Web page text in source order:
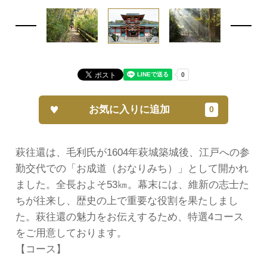
萩往還は、毛利氏が1604年萩城築城後、江戸への参
勤交代での「お成道（おなりみち）」として開かれ
ました。全長およそ53㎞。幕末には、維新の志士た
ちが往来し、歴史の上で重要な役割を果たしまし
た。萩往還の魅力をお伝えするため、特選4コース
をご用意しております。
【コース】
お気に入りに追加